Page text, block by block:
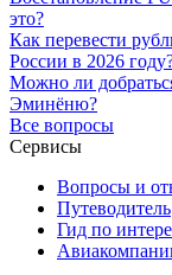
это?
Как перевести
России в 2026
Можно ли
Эминёню?
Все вопросы
Сервисы
Вопросы и
Путеводитель
Гид по